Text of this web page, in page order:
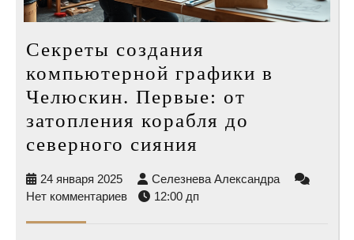
Секреты создания
компьютерной графики в
Челюскин. Первые: от
затопления корабля до
северного сияния
компьютерной
24 января 202524
января
Селезнева АлександраСелезнева
Нет комментариев 12:00 дп